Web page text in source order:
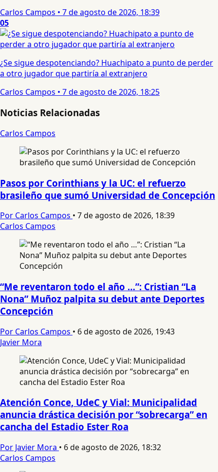
Carlos Campos • 7 de agosto de 2026, 18:39
05
¿Se sigue despotenciando? Huachipato a punto de perder
a otro jugador que partiría al extranjero
Carlos Campos • 7 de agosto de 2026, 18:25
Noticias Relacionadas
Carlos Campos
Pasos por Corinthians y la UC: el refuerzo
brasileño que sumó Universidad de Concepción
Por Carlos Campos • 7 de agosto de 2026, 18:39
Carlos Campos
“Me reventaron todo el año …”: Cristian “La
Nona” Muñoz palpita su debut ante Deportes
Concepción
Por Carlos Campos • 6 de agosto de 2026, 19:43
Javier Mora
Atención Conce, UdeC y Vial: Municipalidad
anuncia drástica decisión por “sobrecarga” en
cancha del Estadio Ester Roa
Por Javier Mora • 6 de agosto de 2026, 18:32
Carlos Campos